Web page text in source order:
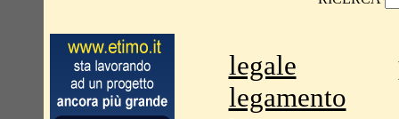
legale
legamento